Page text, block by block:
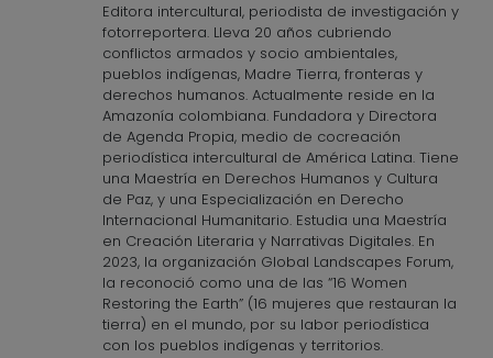
Editora intercultural, periodista de investigación y
fotorreportera. Lleva 20 años cubriendo
conflictos armados y socio ambientales,
pueblos indígenas, Madre Tierra, fronteras y
derechos humanos. Actualmente reside en la
Amazonía colombiana. Fundadora y Directora
de Agenda Propia, medio de cocreación
periodística intercultural de América Latina. Tiene
una Maestría en Derechos Humanos y Cultura
de Paz, y una Especialización en Derecho
Internacional Humanitario. Estudia una Maestría
en Creación Literaria y Narrativas Digitales. En
2023, la organización Global Landscapes Forum,
la reconoció como una de las “16 Women
Restoring the Earth” (16 mujeres que restauran la
tierra) en el mundo, por su labor periodística
con los pueblos indígenas y territorios.